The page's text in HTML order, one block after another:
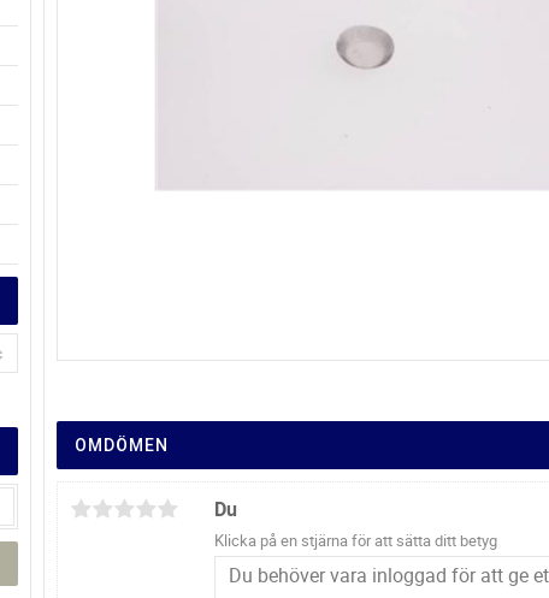
OMDÖMEN
Du
Klicka på en stjärna för att sätta ditt betyg